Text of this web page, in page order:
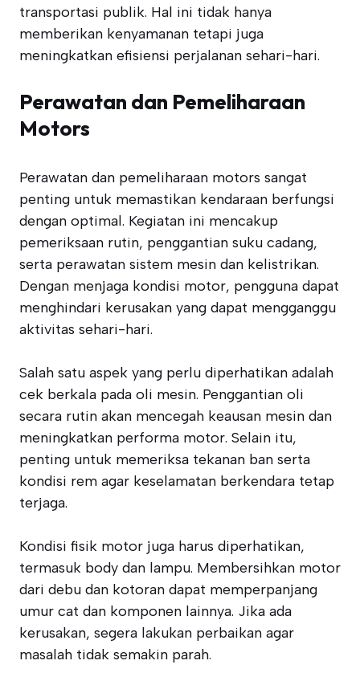
transportasi publik. Hal ini tidak hanya
memberikan kenyamanan tetapi juga
meningkatkan efisiensi perjalanan sehari-hari.
Perawatan dan Pemeliharaan
Motors
Perawatan dan pemeliharaan motors sangat
penting untuk memastikan kendaraan berfungsi
dengan optimal. Kegiatan ini mencakup
pemeriksaan rutin, penggantian suku cadang,
serta perawatan sistem mesin dan kelistrikan.
Dengan menjaga kondisi motor, pengguna dapat
menghindari kerusakan yang dapat mengganggu
aktivitas sehari-hari.
Salah satu aspek yang perlu diperhatikan adalah
cek berkala pada oli mesin. Penggantian oli
secara rutin akan mencegah keausan mesin dan
meningkatkan performa motor. Selain itu,
penting untuk memeriksa tekanan ban serta
kondisi rem agar keselamatan berkendara tetap
terjaga.
Kondisi fisik motor juga harus diperhatikan,
termasuk body dan lampu. Membersihkan motor
dari debu dan kotoran dapat memperpanjang
umur cat dan komponen lainnya. Jika ada
kerusakan, segera lakukan perbaikan agar
masalah tidak semakin parah.